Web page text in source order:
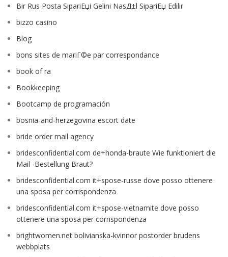
Bir Rus Posta SipariЕџi Gelini NasД±l SipariЕџ Edilir
bizzo casino
Blog
bons sites de mariГ©e par correspondance
book of ra
Bookkeeping
Bootcamp de programación
bosnia-and-herzegovina escort date
bride order mail agency
bridesconfidential.com de+honda-braute Wie funktioniert die
Mail -Bestellung Braut?
bridesconfidential.com it+spose-russe dove posso ottenere
una sposa per corrispondenza
bridesconfidential.com it+spose-vietnamite dove posso
ottenere una sposa per corrispondenza
brightwomen.net bolivianska-kvinnor postorder brudens
webbplats